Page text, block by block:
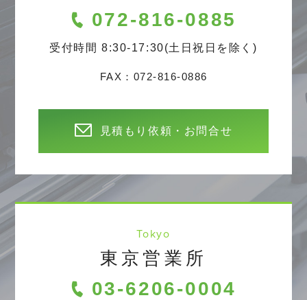
072-816-0885
受付時間 8:30-17:30(土日祝日を除く)
FAX：072-816-0886
見積もり依頼・お問合せ
Tokyo
東京営業所
03-6206-0004